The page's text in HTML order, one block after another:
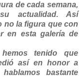
de cada semana,
actualidad. Así
no la figura que con
en esta galería de
hemos tenido que
así en honor a
bastante